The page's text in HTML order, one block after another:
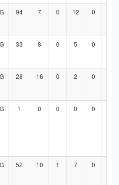
94 7 0 12 0
33 8 0 5 0
28 16 0 2 0
1 0 0 0 0
52 10 1 7 0